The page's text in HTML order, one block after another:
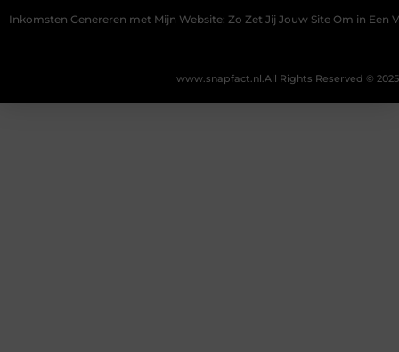
Inkomsten Genereren met Mijn Website: Zo Zet Jij Jouw Site Om in Een
All Rights Reserved © 2025
www.snapfact.nl.